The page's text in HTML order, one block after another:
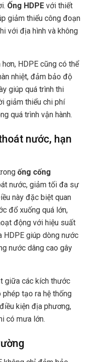
Ống HDPE với thiết
giảm thiểu công đoạn
với địa hình và không
HDPE cũng có thể
nhiệt, đảm bảo độ
giúp quá trình thi
giảm thiểu chi phí
quá trình vận hành.
nước, hạn
ống cống
nước, giảm tối đa sự
này đặc biệt quan
đổ xuống quá lớn,
động với hiệu suất
HDPE giúp dòng nước
nước dâng cao gây
giữa các kích thước
phép tạo ra hệ thống
kiện địa phương,
có mưa lớn.